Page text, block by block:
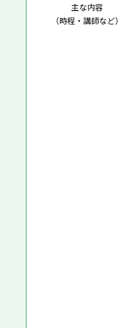
主な内容
（時程・講師など）